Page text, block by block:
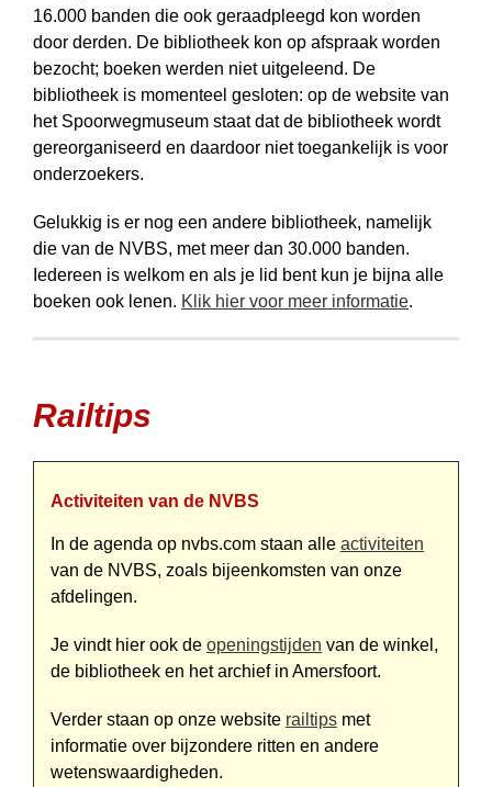
16.000 banden die ook geraadpleegd kon worden
door derden. De bibliotheek kon op afspraak worden
bezocht; boeken werden niet uitgeleend. De
bibliotheek is momenteel gesloten: op de website van
het Spoorwegmuseum staat dat de bibliotheek wordt
gereorganiseerd en daardoor niet toegankelijk is voor
onder­zoekers.
Gelukkig is er nog een andere bibliotheek, namelijk
die van de NVBS, met meer dan 30.000 banden.
Iedereen is welkom en als je lid bent kun je bijna alle
boeken ook lenen. Klik hier voor meer informatie.
Railtips
Activiteiten van de NVBS
In de agenda op nvbs.com staan alle activiteiten
van de NVBS, zoals bijeenkomsten van onze
afdelingen.
Je vindt hier ook de openingstijden van de winkel,
de bibliotheek en het archief in Amersfoort.
Verder staan op onze website railtips met
informatie over bijzondere ritten en andere
wetens­waardigheden.